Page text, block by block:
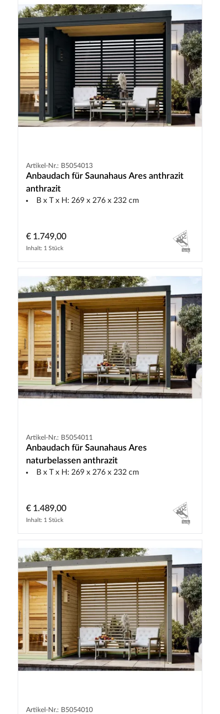
Artikel-Nr.: B5054013
Anbaudach für Saunahaus Ares anthrazit
anthrazit
B x T x H: 269 x 276 x 232 cm
€ 1.749,00
Inhalt: 1 Stück
Artikel-Nr.: B5054011
Anbaudach für Saunahaus Ares
naturbelassen anthrazit
B x T x H: 269 x 276 x 232 cm
€ 1.489,00
Inhalt: 1 Stück
Artikel-Nr.: B5054010